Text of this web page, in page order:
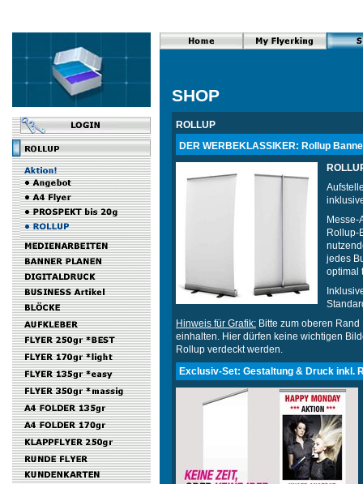
SHOP
ROLLUP
DER WERBEKLASSIKER: Rollup
Messe-
Rollup-
jedes
optimal
Hinweis für Grafik: Bitte zum oberen
einhalten. Hier dürfen keine wichtigen
Rollup verdeckt werden.
Exclusiv-Set: Gestaltung & Druck inkl.